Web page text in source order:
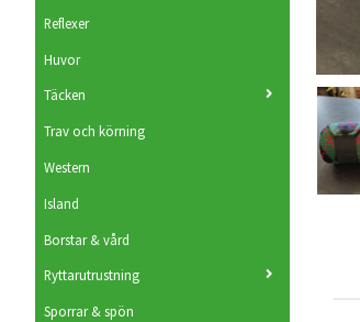
Reflexer
Huvor
Täcken
Trav och körning
Western
Island
Borstar & vård
Ryttarutrustning
Sporrar & spön